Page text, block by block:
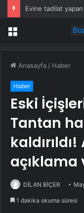
Menü
Anasayfa / Haber
Haber
Eski
Tantan
açıklama
DİLAN BİÇER
1 dakika okuma süresi